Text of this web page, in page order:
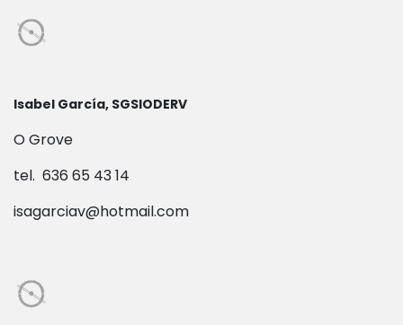
Isabel García, SGSIODERV
O Grove
tel. 636 65 43 14
isagarciav@hotmail.com